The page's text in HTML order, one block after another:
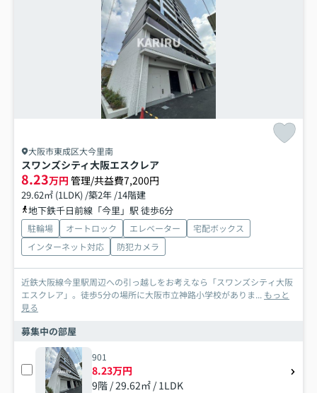
大阪市東成区大今里南
スワンズシティ大阪エスクレア
8.23万円 管理/共益費7,200円
29.62㎡ (1LDK) /築2年 /14階建
地下鉄千日前線「今里」駅 徒歩6分
駐輪場 オートロック エレベーター
宅配ボックス
インターネット対応
防犯カメラ
近鉄大阪線今里駅周辺への引っ越しをお考えなら「スワンズシティ大阪
エスクレア」。徒歩5分の場所に大阪市立神路小学校がありま... もっと
見る
募集中の部屋
901
8.23万円
9階 / 29.62㎡ / 1LDK